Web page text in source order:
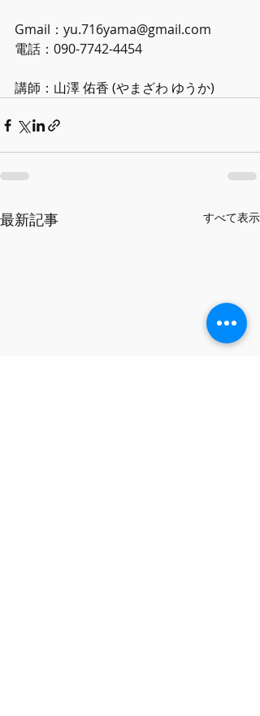
Gmail：yu.716yama@gmail.com
電話：090-7742-4454
講師：山澤 佑香 (やまざわ ゆうか)
最新記事 すべて表示